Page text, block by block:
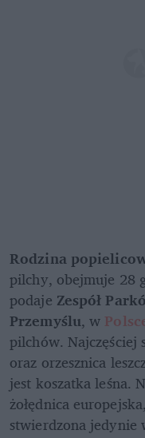
Rodzina
pilchy, obejmuje 28
podaje Zespół
Przemyślu, w
pilchów. Najczęściej
oraz orzesznica
jest koszatka leśna.
żołędnica
stwierdzona jedynie